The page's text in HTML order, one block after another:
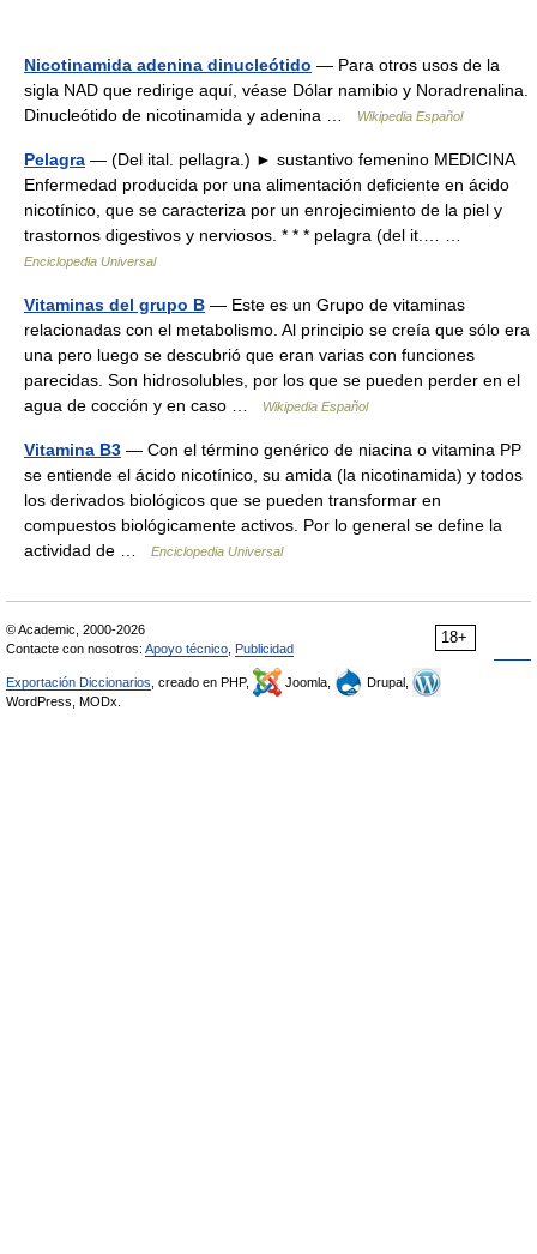
Nicotinamida adenina dinucleótido — Para otros usos de la
sigla NAD que redirige aquí, véase Dólar namibio y Noradrenalina.
Dinucleótido de nicotinamida y adenina …
Wikipedia Español
Pelagra — (Del ital. pellagra.) ► sustantivo femenino MEDICINA
Enfermedad producida por una alimentación deficiente en ácido
nicotínico, que se caracteriza por un enrojecimiento de la piel y
trastornos digestivos y nerviosos. * * * pelagra (del it.… …
Enciclopedia Universal
Vitaminas del grupo B — Este es un Grupo de vitaminas
relacionadas con el metabolismo. Al principio se creía que sólo era
una pero luego se descubrió que eran varias con funciones
parecidas. Son hidrosolubles, por los que se pueden perder en el
agua de cocción y en caso …
Wikipedia Español
Vitamina B3 — Con el término genérico de niacina o vitamina PP
se entiende el ácido nicotínico, su amida (la nicotinamida) y todos
los derivados biológicos que se pueden transformar en
compuestos biológicamente activos. Por lo general se define la
actividad de …
Enciclopedia Universal
18+
© Academic, 2000-2026
Contacte con nosotros: Apoyo técnico Publicidad
Exportación Diccionarios , creado en PHP, Joomla,
Drupal,
WordPress, MODx.